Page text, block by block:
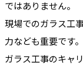
ではありません。
現場でのガラス工
力なども重要です。
ガラス工事のキャ